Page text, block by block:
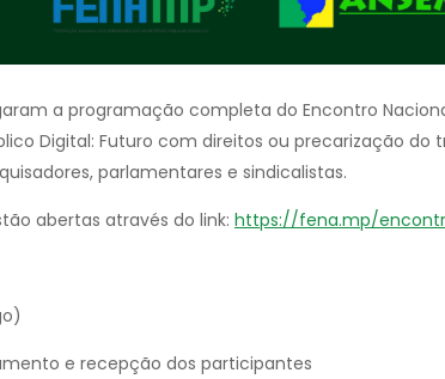
a programação completa do Encontro
Digital: Futuro com direitos ou precarização do
parlamentares e sindicalistas.
abertas através do link: https://fena.mp/
e recepção dos participantes